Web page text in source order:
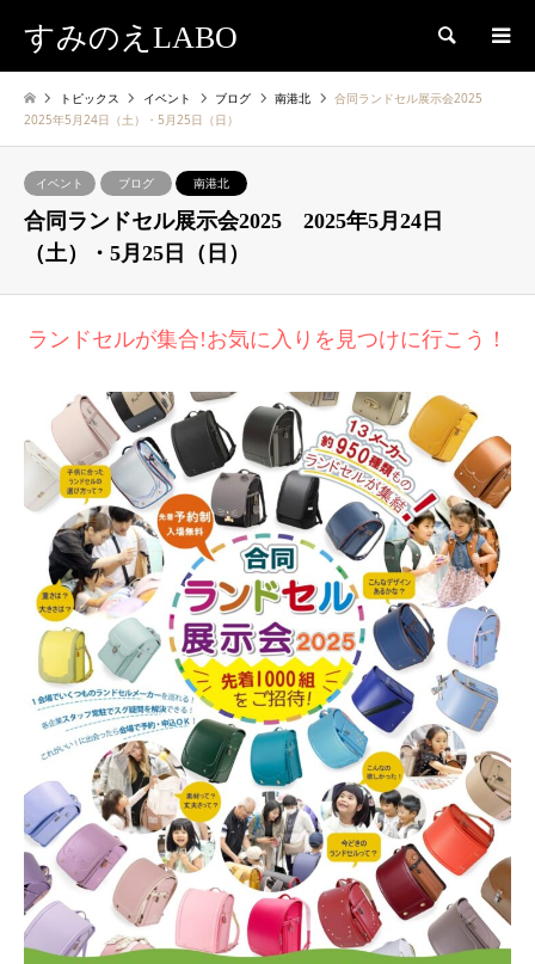
すみのえLABO 検索
トピックス イベント ブログ 南港北
合同ランドセル展示会2025
2025年5月24日（土）・5月25日（日）
イベント ブログ 南港北
合同ランドセル展示会2025 2025年5月24日
（土）・5月25日（日）
ランドセルが集合!お気に入りを見つけに行こう！